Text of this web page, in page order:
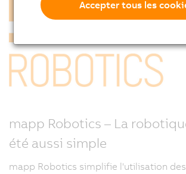
mapp Robotics – La
été aussi simple
mapp Robotics simplifie l'utilisation
Accepter tous les